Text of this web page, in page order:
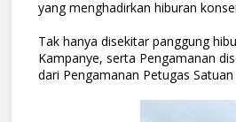
yang menghadirkan hiburan
Tak hanya disekitar panggung
Kampanye, serta Pengamanan
dari Pengamanan Petugas